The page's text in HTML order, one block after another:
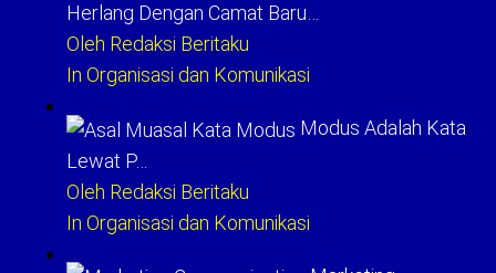
Herlang Dengan Camat Baru…
Oleh Redaksi Beritaku
In Organisasi dan Komunikasi
Modus Adalah Kata
Lewat P…
Oleh Redaksi Beritaku
In Organisasi dan Komunikasi